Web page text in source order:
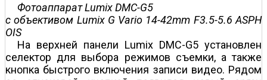
Фотоаппарат Lumix DMC-G5
с объективом Lumix G Vario 14-42mm F3.5-5.6 ASPH
OIS
На верхней панели Lumix DMC-G5 установлен
селектор для выбора режимов съемки, а также
кнопка быстрого включения записи видео. Рядом